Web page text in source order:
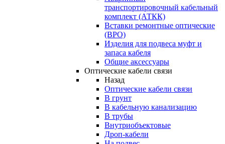
транспортировочный кабельный
комплект (АТКК)
Вставки ремонтные оптические
(ВРО)
Изделия для подвеса муфт и
запаса кабеля
Общие аксессуары
Оптические кабели связи
Назад
Оптические кабели связи
В грунт
В кабельную канализацию
В трубы
Внутриобъектовые
Дроп-кабели